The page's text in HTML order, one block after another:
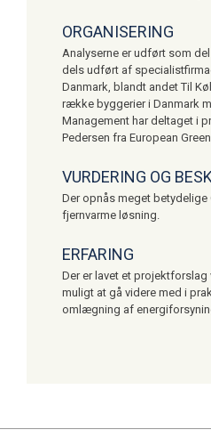
ORGANISERING
Analyserne er udført som
dels udført af
Danmark, blandt andet Til
række byggerier i Danmark
Management har deltaget i
Pedersen fra European
VURDERING OG
Der opnås meget
fjernvarme løsning.
ERFARING
Der er lavet et
muligt at gå videre med i
omlægning af